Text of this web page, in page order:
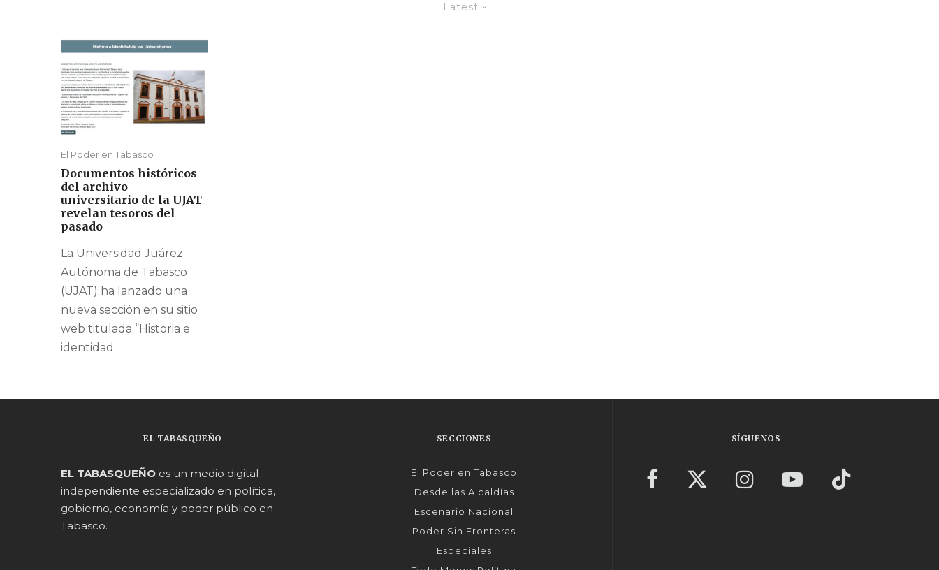
Latest
El Poder en Tabasco
Documentos históricos
del archivo
universitario de la UJAT
revelan tesoros del
pasado
La Universidad Juárez
Autónoma de Tabasco
(UJAT) ha lanzado una
nueva sección en su sitio
web titulada “Historia e
identidad...
EL TABASQUEÑO
EL TABASQUEÑO es un medio digital
independiente especializado en política,
gobierno, economía y poder público en
Tabasco.
SECCIONES
El Poder en Tabasco
Desde las Alcaldías
Escenario Nacional
Poder Sin Fronteras
Especiales
SÍGUENOS